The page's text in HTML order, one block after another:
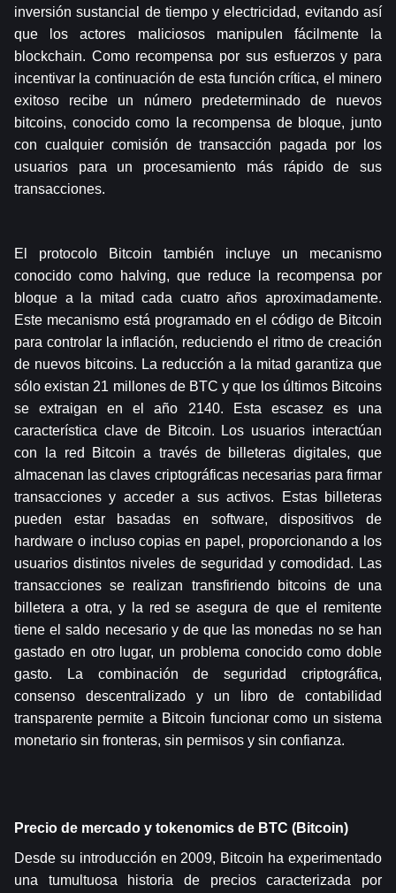
inversión sustancial de tiempo y electricidad, evitando así
que los actores maliciosos manipulen fácilmente la
blockchain. Como recompensa por sus esfuerzos y para
incentivar la continuación de esta función crítica, el minero
exitoso recibe un número predeterminado de nuevos
bitcoins, conocido como la recompensa de bloque, junto
con cualquier comisión de transacción pagada por los
usuarios para un procesamiento más rápido de sus
transacciones.
El protocolo Bitcoin también incluye un mecanismo
conocido como halving, que reduce la recompensa por
bloque a la mitad cada cuatro años aproximadamente.
Este mecanismo está programado en el código de Bitcoin
para controlar la inflación, reduciendo el ritmo de creación
de nuevos bitcoins. La reducción a la mitad garantiza que
sólo existan 21 millones de BTC y que los últimos Bitcoins
se extraigan en el año 2140. Esta escasez es una
característica clave de Bitcoin. Los usuarios interactúan
con la red Bitcoin a través de billeteras digitales, que
almacenan las claves criptográficas necesarias para firmar
transacciones y acceder a sus activos. Estas billeteras
pueden estar basadas en software, dispositivos de
hardware o incluso copias en papel, proporcionando a los
usuarios distintos niveles de seguridad y comodidad. Las
transacciones se realizan transfiriendo bitcoins de una
billetera a otra, y la red se asegura de que el remitente
tiene el saldo necesario y de que las monedas no se han
gastado en otro lugar, un problema conocido como doble
gasto. La combinación de seguridad criptográfica,
consenso descentralizado y un libro de contabilidad
transparente permite a Bitcoin funcionar como un sistema
monetario sin fronteras, sin permisos y sin confianza.
Precio de mercado y tokenomics de BTC (Bitcoin)
Desde su introducción en 2009, Bitcoin ha experimentado
una tumultuosa historia de precios caracterizada por